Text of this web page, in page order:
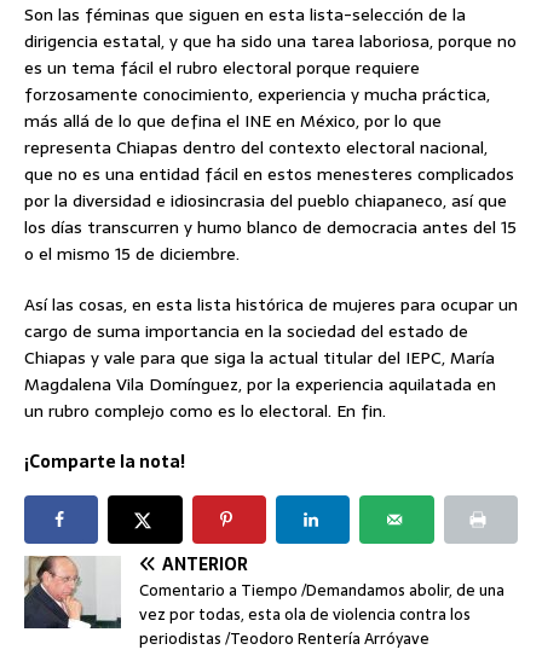
Son las féminas que siguen en esta lista-selección de la
dirigencia estatal, y que ha sido una tarea laboriosa, porque no
es un tema fácil el rubro electoral porque requiere
forzosamente conocimiento, experiencia y mucha práctica,
más allá de lo que defina el INE en México, por lo que
representa Chiapas dentro del contexto electoral nacional,
que no es una entidad fácil en estos menesteres complicados
por la diversidad e idiosincrasia del pueblo chiapaneco, así que
los días transcurren y humo blanco de democracia antes del 15
o el mismo 15 de diciembre.
Así las cosas, en esta lista histórica de mujeres para ocupar un
cargo de suma importancia en la sociedad del estado de
Chiapas y vale para que siga la actual titular del IEPC, María
Magdalena Vila Domínguez, por la experiencia aquilatada en
un rubro complejo como es lo electoral. En fin.
¡Comparte la nota!
ANTERIOR
Comentario a Tiempo /Demandamos abolir, de una
vez por todas, esta ola de violencia contra los
periodistas /Teodoro Rentería Arróyave